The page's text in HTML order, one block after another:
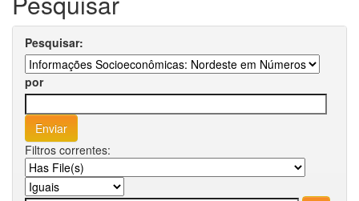
Pesquisar:
por
Filtros correntes: